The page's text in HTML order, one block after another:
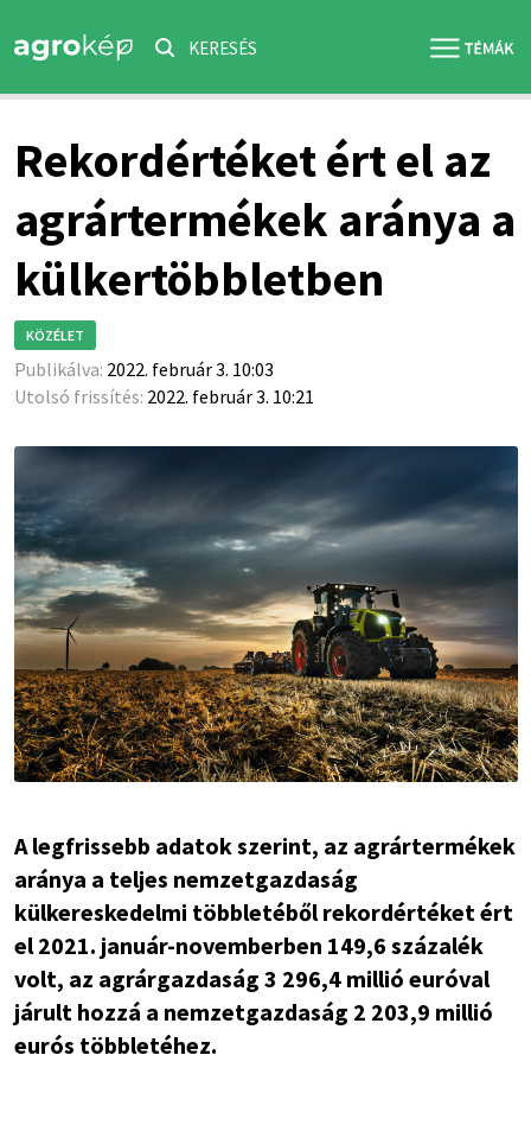
KERESÉS
Rekordértéket ért el az
agrártermékek aránya a
külkertöbbletben
KÖZÉLET
Publikálva: 2022. február 3. 10:03
Utolsó frissítés: 2022. február 3. 10:21
A legfrissebb adatok szerint, az agrártermékek
aránya a teljes nemzetgazdaság
külkereskedelmi többletéből rekordértéket ért
el 2021. január-novemberben 149,6 százalék
volt, az agrárgazdaság 3 296,4 millió euróval
járult hozzá a nemzetgazdaság 2 203,9 millió
eurós többletéhez.